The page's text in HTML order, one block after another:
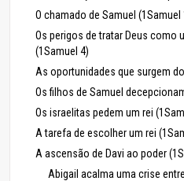
O chamado de Samuel
Os perigos de tratar Deus como
(1Samuel 4)
As oportunidades que surgem
Os filhos de Samuel
Os israelitas pedem um rei
A tarefa de escolher um rei
A ascensão de Davi ao poder
Abigail acalma uma crise